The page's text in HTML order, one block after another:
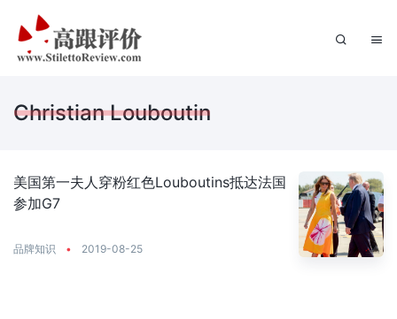
Christian Louboutin
美国第一夫人穿粉红色Louboutins抵达法国
参加G7
品牌知识 • 2019-08-25